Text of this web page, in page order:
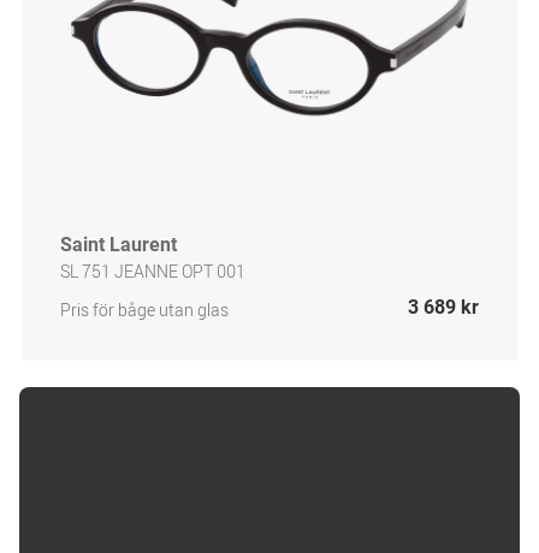
Saint Laurent
SL 751 JEANNE OPT 001
Pris för båge utan glas
3 689 kr